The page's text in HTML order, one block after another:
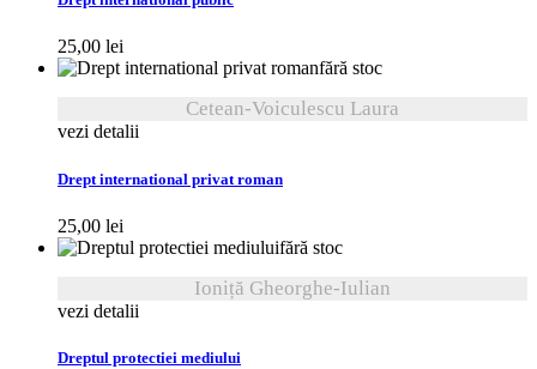
25,00 lei
fără stoc
Cetean-Voiculescu Laura
vezi detalii
Drept international privat roman
25,00 lei
fără stoc
Ioniță Gheorghe-Iulian
vezi detalii
Dreptul protectiei mediului